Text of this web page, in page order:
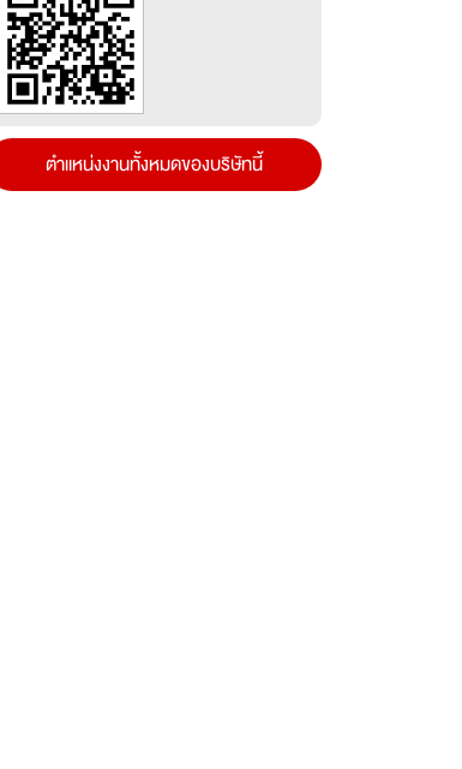
ตำแหน่งงานทั้งหมดของบริษัทนี้